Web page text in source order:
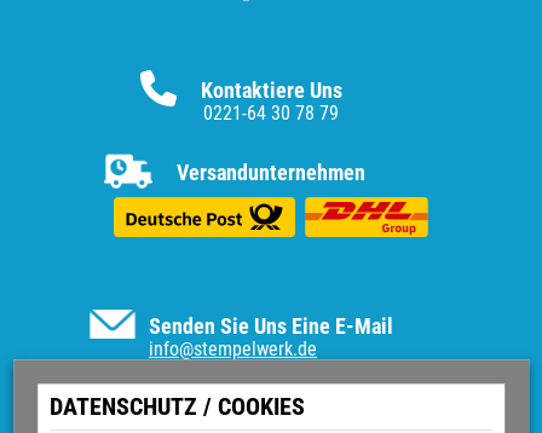
DATENSCHUTZ / COOKIES
Senden Sie Uns Eine E-Mail
info@stempelwerk.de
Informationen
Kontaktiere Uns
0221-64 30 78 79
Versandunternehmen